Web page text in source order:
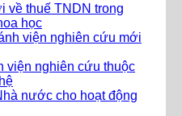
về thuế TNDN trong
học
viện nghiên cứu mới
viện nghiên cứu thuộc
nước cho hoạt động